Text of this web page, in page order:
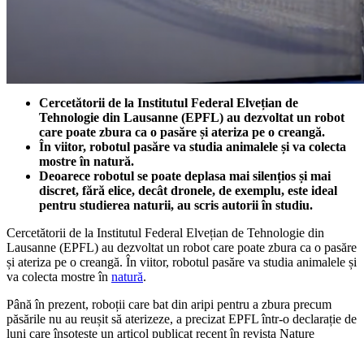
Cercetătorii de la Institutul Federal Elvețian de
Tehnologie din Lausanne (EPFL) au dezvoltat un robot
care poate zbura ca o pasăre și ateriza pe o creangă.
În viitor, robotul pasăre va studia animalele și va colecta
mostre în natură.
Deoarece robotul se poate deplasa mai silențios și mai
discret, fără elice, decât dronele, de exemplu, este ideal
pentru studierea naturii, au scris autorii în studiu.
Cercetătorii de la Institutul Federal Elvețian de Tehnologie din
Lausanne (EPFL) au dezvoltat un robot care poate zbura ca o pasăre
și ateriza pe o creangă. În viitor, robotul pasăre va studia animalele și
va colecta mostre în natură.
Până în prezent, roboții care bat din aripi pentru a zbura precum
păsările nu au reușit să aterizeze, a precizat EPFL într-o declarație de
luni care însoțește un articol publicat recent în revista Nature